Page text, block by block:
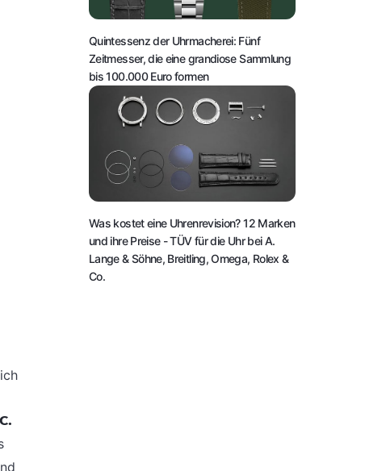
Quintessenz der Uhrmacherei: Fünf
Zeitmesser, die eine grandiose Sammlung
bis 100.000 Euro formen
Was kostet eine Uhrenrevision? 12 Marken
und ihre Preise - TÜV für die Uhr bei A.
Lange & Söhne, Breitling, Omega, Rolex &
Co.